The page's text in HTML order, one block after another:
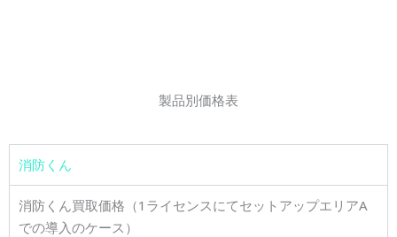
製品別価格表
消防くん
消防くん買取価格（1ライセンスにてセットアップエリアA
での導入のケース）